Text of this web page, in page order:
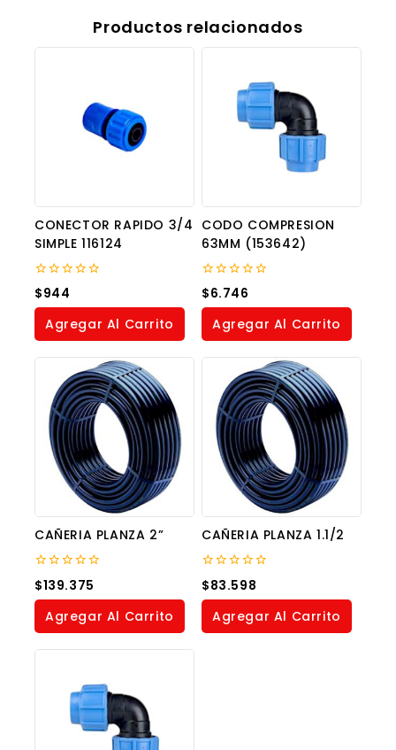
Productos relacionados
CONECTOR RAPIDO 3/4
SIMPLE 116124
0
out
of
$944
Agregar Al Carrito
CODO COMPRESION
63MM (153642)
0
out
of
$6.746
Agregar Al Carrito
CAÑERIA PLANZA 2”
0
out
of
$139.375
Agregar Al Carrito
CAÑERIA PLANZA 1.1/2
0
out
of
$83.598
Agregar Al Carrito